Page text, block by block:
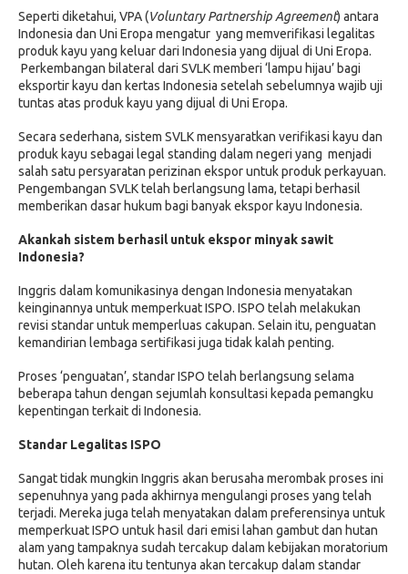
Seperti diketahui, VPA (Voluntary Partnership Agreement) antara
Indonesia dan Uni Eropa mengatur yang memverifikasi legalitas
produk kayu yang keluar dari Indonesia yang dijual di Uni Eropa.
Perkembangan bilateral dari SVLK memberi ‘lampu hijau’ bagi
eksportir kayu dan kertas Indonesia setelah sebelumnya wajib uji
tuntas atas produk kayu yang dijual di Uni Eropa.
Secara sederhana, sistem SVLK mensyaratkan verifikasi kayu dan
produk kayu sebagai legal standing dalam negeri yang menjadi
salah satu persyaratan perizinan ekspor untuk produk perkayuan.
Pengembangan SVLK telah berlangsung lama, tetapi berhasil
memberikan dasar hukum bagi banyak ekspor kayu Indonesia.
Akankah sistem berhasil untuk ekspor minyak sawit
Indonesia?
Inggris dalam komunikasinya dengan Indonesia menyatakan
keinginannya untuk memperkuat ISPO. ISPO telah melakukan
revisi standar untuk memperluas cakupan. Selain itu, penguatan
kemandirian lembaga sertifikasi juga tidak kalah penting.
Proses ‘penguatan’, standar ISPO telah berlangsung selama
beberapa tahun dengan sejumlah konsultasi kepada pemangku
kepentingan terkait di Indonesia.
Standar Legalitas ISPO
Sangat tidak mungkin Inggris akan berusaha merombak proses ini
sepenuhnya yang pada akhirnya mengulangi proses yang telah
terjadi. Mereka juga telah menyatakan dalam preferensinya untuk
memperkuat ISPO untuk hasil dari emisi lahan gambut dan hutan
alam yang tampaknya sudah tercakup dalam kebijakan moratorium
hutan. Oleh karena itu tentunya akan tercakup dalam standar